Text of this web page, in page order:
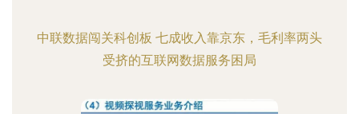
中联数据闯关科创板 七成收入靠京东，毛利率两头
受挤的互联网数据服务困局